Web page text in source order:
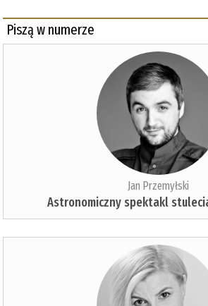
Piszą w numerze
Jan Przemyłski
Astronomiczny spektakl